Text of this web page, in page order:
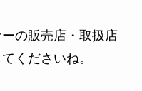
の販売店・取扱店
くださいね。